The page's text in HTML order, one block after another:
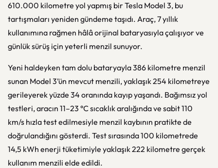
610.000 kilometre yol yapmış bir Tesla Model 3, bu
tartışmaları yeniden gündeme taşıdı. Araç, 7 yıllık
kullanımına rağmen hâlâ orijinal bataryasıyla çalışıyor ve
günlük sürüş için yeterli menzil sunuyor.
Yeni haldeyken tam dolu bataryayla 386 kilometre menzil
sunan Model 3’ün mevcut menzili, yaklaşık 254 kilometreye
gerileyerek yüzde 34 oranında kayıp yaşandı. Bağımsız yol
testleri, aracın 11–23 °C sıcaklık aralığında ve sabit 110
km/s hızla test edilmesiyle menzil kaybının pratikte de
doğrulandığını gösterdi. Test sırasında 100 kilometrede
14,5 kWh enerji tüketimiyle yaklaşık 222 kilometre gerçek
kullanım menzili elde edildi.